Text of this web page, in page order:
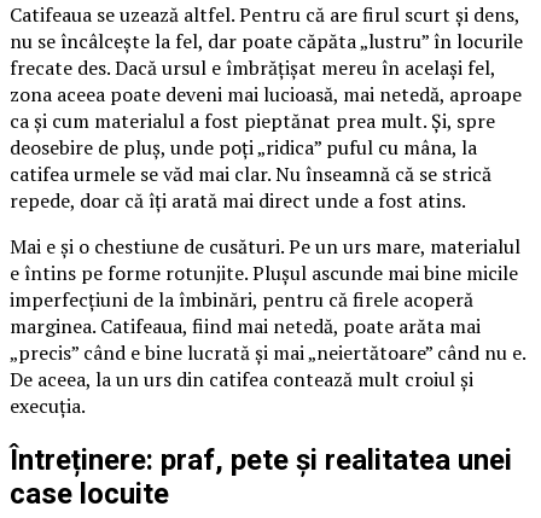
Catifeaua se uzează altfel. Pentru că are firul scurt și dens,
nu se încâlcește la fel, dar poate căpăta „lustru” în locurile
frecate des. Dacă ursul e îmbrățișat mereu în același fel,
zona aceea poate deveni mai lucioasă, mai netedă, aproape
ca și cum materialul a fost pieptănat prea mult. Și, spre
deosebire de pluș, unde poți „ridica” puful cu mâna, la
catifea urmele se văd mai clar. Nu înseamnă că se strică
repede, doar că îți arată mai direct unde a fost atins.
Mai e și o chestiune de cusături. Pe un urs mare, materialul
e întins pe forme rotunjite. Plușul ascunde mai bine micile
imperfecțiuni de la îmbinări, pentru că firele acoperă
marginea. Catifeaua, fiind mai netedă, poate arăta mai
„precis” când e bine lucrată și mai „neiertătoare” când nu e.
De aceea, la un urs din catifea contează mult croiul și
execuția.
Întreținere: praf, pete și realitatea unei
case locuite